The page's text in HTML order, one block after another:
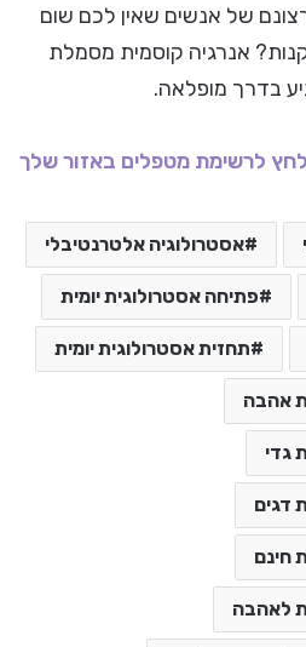
של אנשים שאין לכם שום
אנרגיה קוסמית מסמלת
בדרך מופלאה.
לרשימת מטפלים באזור שלך
אסטרולוגיה אלטרנטיבלי
פתיחה אסטרולוגית יומית
תחזית אסטרולוגית יומית
אהבה
גדי
דגים
חינם
לאהבה